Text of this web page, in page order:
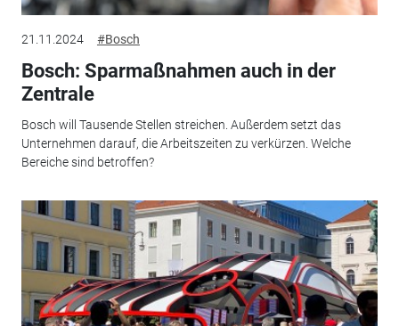
21.11.2024 #Bosch
Bosch: Sparmaßnahmen auch in der
Zentrale
Bosch will Tausende Stellen streichen. Außerdem setzt das
Unternehmen darauf, die Arbeitszeiten zu verkürzen. Welche
Bereiche sind betroffen?